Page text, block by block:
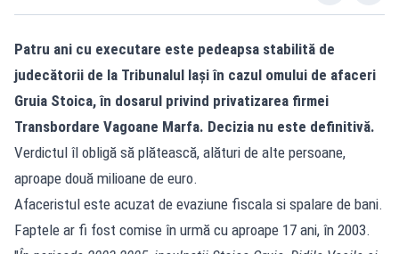
Patru ani cu executare este pedeapsa stabilită de
judecătorii de la Tribunalul Iași în cazul omului de afaceri
Gruia Stoica, în dosarul privind privatizarea firmei
Transbordare Vagoane Marfa. Decizia nu este definitivă.
Verdictul îl obligă să plătească, alături de alte persoane,
aproape două milioane de euro.
Afaceristul este acuzat de evaziune fiscala si spalare de bani.
Faptele ar fi fost comise în urmă cu aproape 17 ani, în 2003.